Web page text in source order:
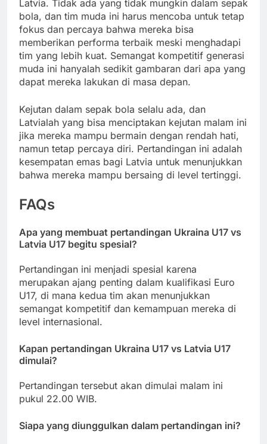
Latvia. Tidak ada yang tidak mungkin dalam sepak
bola, dan tim muda ini harus mencoba untuk tetap
fokus dan percaya bahwa mereka bisa
memberikan performa terbaik meski menghadapi
tim yang lebih kuat. Semangat kompetitif generasi
muda ini hanyalah sedikit gambaran dari apa yang
dapat mereka lakukan di masa depan.
Kejutan dalam sepak bola selalu ada, dan
Latvialah yang bisa menciptakan kejutan malam ini
jika mereka mampu bermain dengan rendah hati,
namun tetap percaya diri. Pertandingan ini adalah
kesempatan emas bagi Latvia untuk menunjukkan
bahwa mereka mampu bersaing di level tertinggi.
FAQs
Apa yang membuat pertandingan Ukraina U17 vs
Latvia U17 begitu spesial?
Pertandingan ini menjadi spesial karena
merupakan ajang penting dalam kualifikasi Euro
U17, di mana kedua tim akan menunjukkan
semangat kompetitif dan kemampuan mereka di
level internasional.
Kapan pertandingan Ukraina U17 vs Latvia U17
dimulai?
Pertandingan tersebut akan dimulai malam ini
pukul 22.00 WIB.
Siapa yang diunggulkan dalam pertandingan ini?